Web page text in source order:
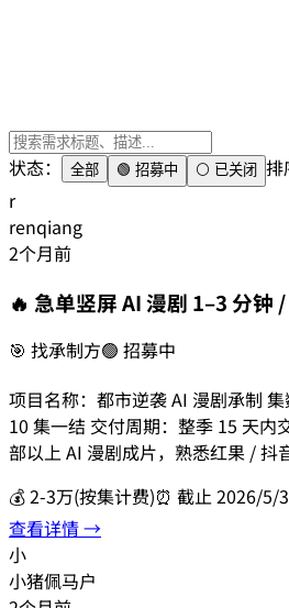
状态： 全部 🟢 招募中 ⚪ 已关闭 排
r
renqiang
2个月前
🔥 急单竖屏 AI 漫剧 1–3 分钟
🎯 找承制方🟢 招募中
项目名称：都市逆袭 AI 漫剧承制
10 集一结 交付周期：整季 15 天
部以上 AI 漫剧成片，熟悉红果 / 抖
💰2-3万(按集计费)⏰ 截止2026/5/
查看详情 →
小
小猪佩马户